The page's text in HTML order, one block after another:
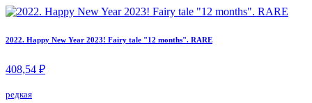
2022. Happy New Year 2023! Fairy tale "12 months". RARE
408,54 ₽
редкая